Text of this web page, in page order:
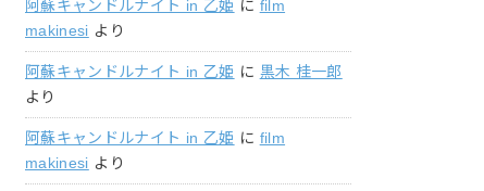
阿蘇キャンドルナイト in 乙姫 に film
makinesi より
阿蘇キャンドルナイト in 乙姫 に 黒木 桂一郎
より
阿蘇キャンドルナイト in 乙姫 に film
makinesi より